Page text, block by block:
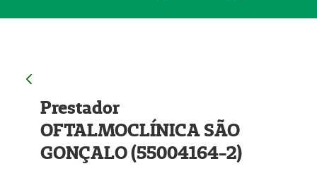
Prestador
OFTALMOCLÍNICA SÃO
GONÇALO (55004164-2)